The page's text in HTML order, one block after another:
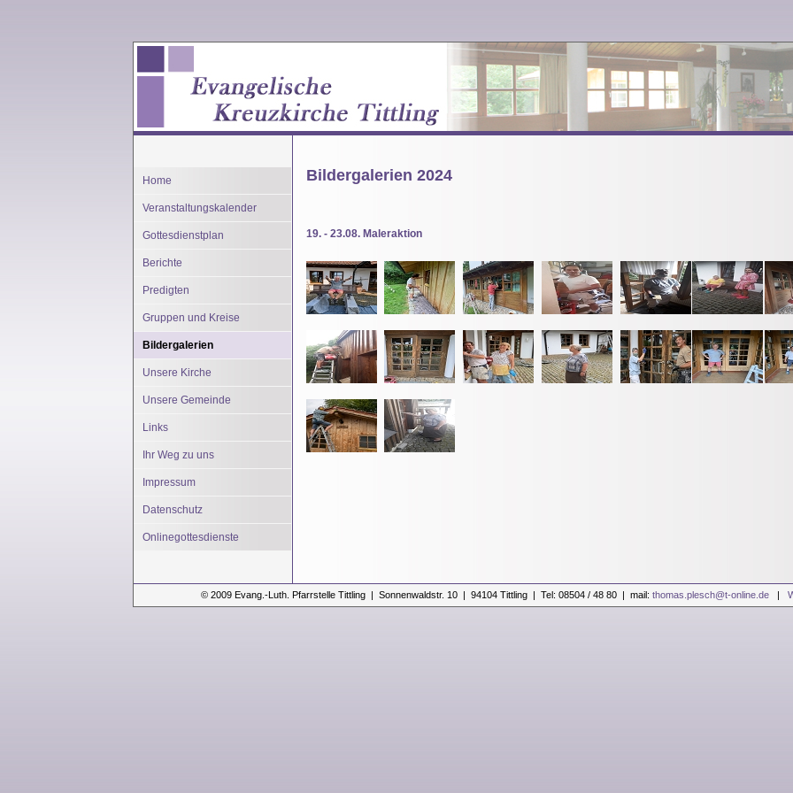
Home
Veranstaltungskalender
Gottesdienstplan
Berichte
Predigten
Gruppen und Kreise
Bildergalerien
Unsere Kirche
Unsere Gemeinde
Links
Ihr Weg zu uns
Impressum
Datenschutz
Onlinegottesdienste
Bildergalerien 2024
19. - 23.08. Maleraktion
© 2009 Evang.-Luth. Pfarrstelle Tittling | Sonnenwaldstr. 10 | 94104 Tittling | Tel: 08504 / 48 80 | mail: thomas.plesch@t-online.de|